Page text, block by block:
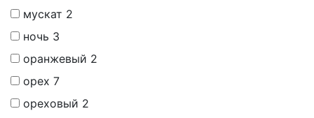
мускат 2
ночь 3
оранжевый 2
орех 7
ореховый 2